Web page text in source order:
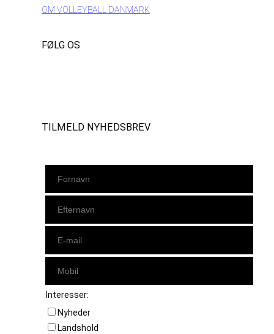
OM VOLLEYBALL DANMARK
FØLG OS
TILMELD NYHEDSBREV
Interesser:
Nyheder
Landshold